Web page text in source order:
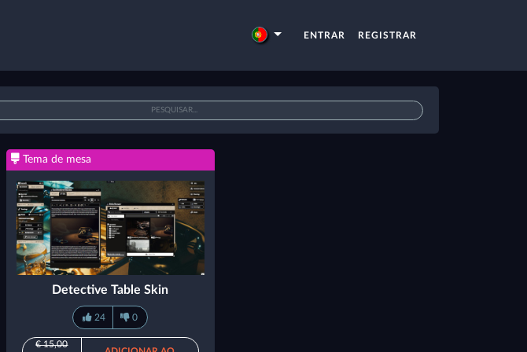
ENTRAR REGISTRAR
Tema de mesa
Detective Table Skin
24 0
€ 15,00